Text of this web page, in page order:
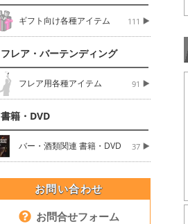
ギフト向け各種アイテム 111
フレア・バーテンディング
フレア用各種アイテム 91
書籍・DVD
バー・酒類関連 書籍・DVD 37
お問い合わせ
お問合せフォーム